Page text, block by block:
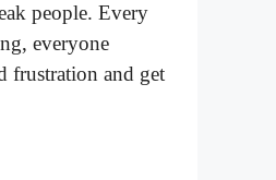
people. Every
everyone
frustration and get